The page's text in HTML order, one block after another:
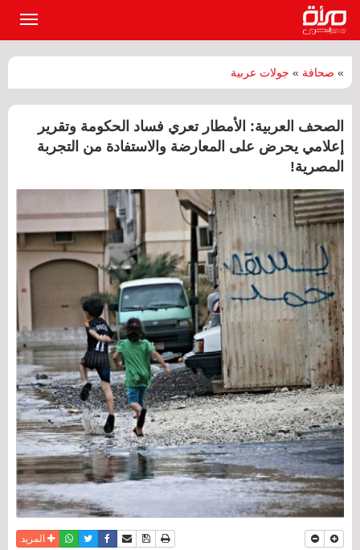
» صحافة » جولات عربية
الصحف العربية: الأمطار تعري فساد الحكومة وتقرير
إعلامي يحرض على المعارضة والاستفادة من التجربة
المصرية!
نسخة للطباعة
حفظ الموضوع
أرسل الى صديق
فيسبوكتويترواتسابالمزيد